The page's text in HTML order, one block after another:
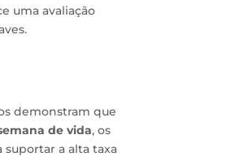
uma avaliação
demonstram que
de vida, os
suportar a alta taxa